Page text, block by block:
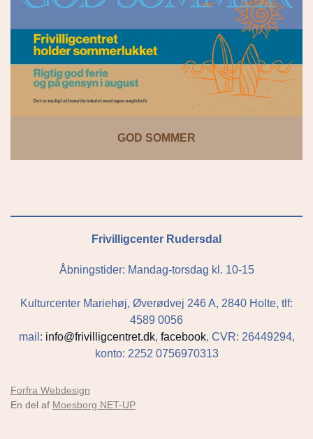
GOD SOMMER
Frivilligcenter Rudersdal
Åbningstider: Mandag-torsdag kl. 10-15
Kulturcenter Mariehøj, Øverødvej 246 A, 2840 Holte, tlf:
4589 0056
mail: info@frivilligcentret.dk, facebook, CVR: 26449294,
konto: 2252 0756970313
Forfra Webdesign
En del af Moesborg NET-UP